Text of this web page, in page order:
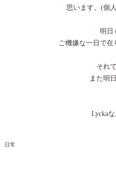
思います。(個
明日
ご機嫌な一日で在
それ
また明
Lycka
日常